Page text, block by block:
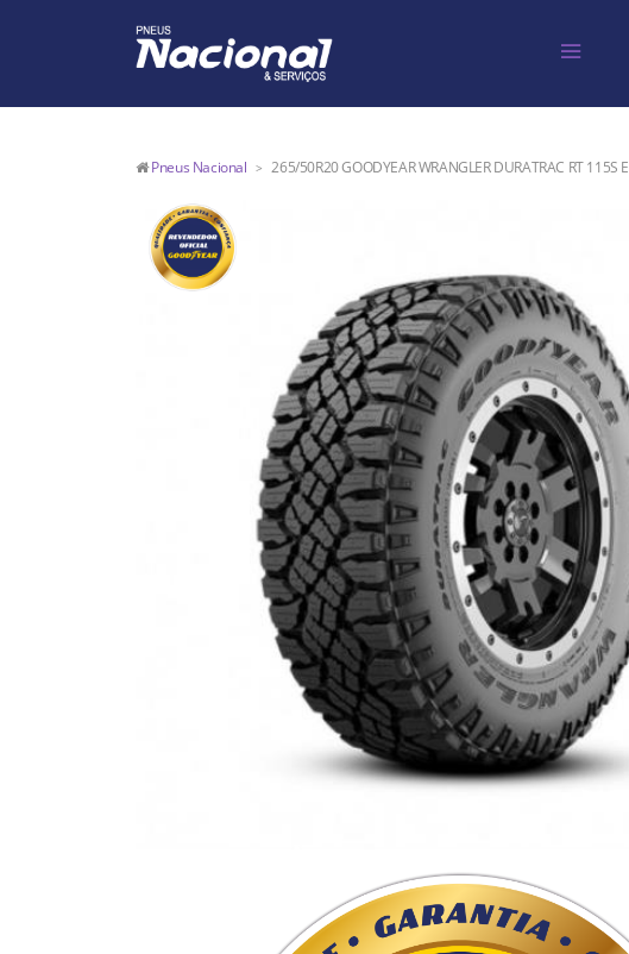
Pneus Nacional > 265/50R20 GOODYEAR WRANGLER DURATRAC RT 115S E